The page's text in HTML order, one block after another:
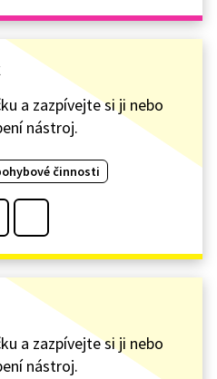
a zazpívejte si ji nebo
nástroj.
činnosti
a zazpívejte si ji nebo
nástroj.